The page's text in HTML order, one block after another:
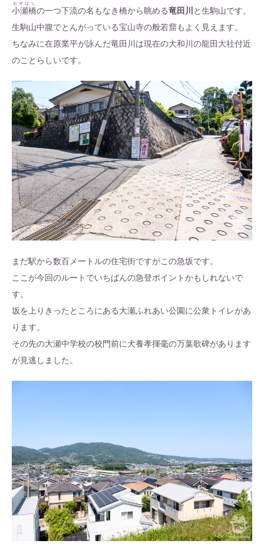
小瀬橋
おぜばし
の一つ下流の名もなき橋から眺める竜田川
と生駒山です。
生駒山中腹でとんがっている宝山寺の般若窟もよく見えます。
ちなみに在原業平が詠んだ竜田川は現在の大和川の龍田大社付近
のことらしいです。
まだ駅から数百メートルの住宅街ですがこの急坂です。
ここが今回のルートでいちばんの急登ポイントかもしれないで
す。
坂を上りきったところにある大瀬ふれあい公園に公衆トイレがあ
ります。
その先の大瀬中学校の校門前に犬養孝揮毫の万葉歌碑があります
が見逃しました。